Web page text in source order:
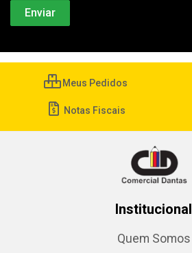
Meus Pedidos
Notas Fiscais
Institucional
Quem Somos